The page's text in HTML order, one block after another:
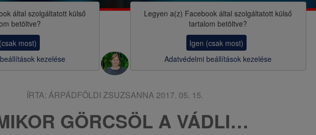
s
által szolgáltatott külső
betöltve?
most)
kezelése
Legyen a(z) Facebook által szolgáltatott külső
tartalom betöltve?
Igen (csak most)
Adatvédelmi beállítások kezelése
ÍRTA: ÁRPÁDFÖLDI ZSUZSANNA 2017. 05. 15.
GÖRCSÖL A VÁDLI…